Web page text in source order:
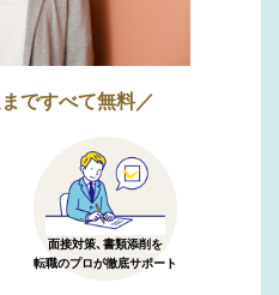
ですべて無料／
面接対策、書類添削を
転職のプロが徹底サポート